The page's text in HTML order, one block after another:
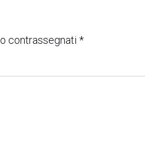
contrassegnati *